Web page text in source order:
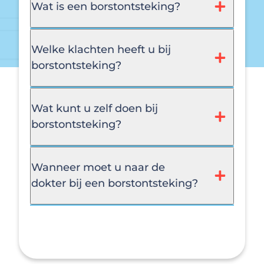
Wat is een borstontsteking?
Welke klachten heeft u bij
borstontsteking?
Wat kunt u zelf doen bij
borstontsteking?
Wanneer moet u naar de
dokter bij een borstontsteking?